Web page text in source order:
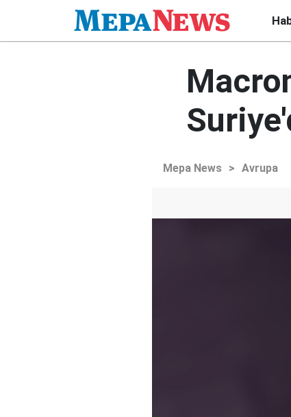
Mepa News > Avrupa